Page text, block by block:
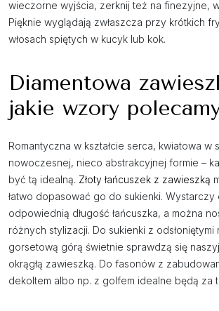
wieczorne wyjścia, zerknij też na finezyjne,
Pięknie wyglądają zwłaszcza przy krótkich
włosach spiętych w kucyk lub kok.
Diamentowa
jakie wzory
Romantyczna w kształcie serca, kwiatowa w
nowoczesnej, nieco abstrakcyjnej formie –
być tą idealną. Złoty łańcuszek z zawieszką
łatwo dopasować go do sukienki. Wystarczy
odpowiednią długość łańcuszka, a można
różnych stylizacji. Do sukienki z odsłoniętymi
gorsetową górą świetnie sprawdzą się
okrągłą zawieszką. Do fasonów z
dekoltem albo np. z golfem idealne będą za